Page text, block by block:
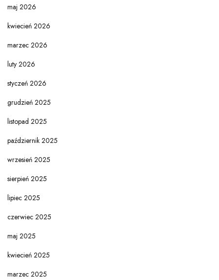
maj 2026
kwiecień 2026
marzec 2026
luty 2026
styczeń 2026
grudzień 2025
listopad 2025
październik 2025
wrzesień 2025
sierpień 2025
lipiec 2025
czerwiec 2025
maj 2025
kwiecień 2025
marzec 2025